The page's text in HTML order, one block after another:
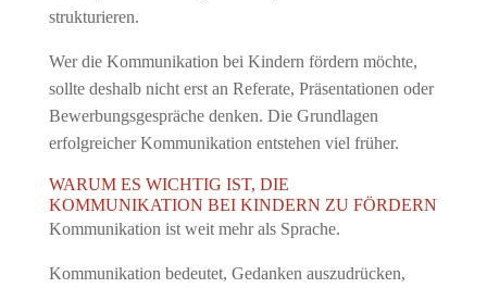
strukturieren.
Wer die Kommunikation bei Kindern fördern möchte,
sollte deshalb nicht erst an Referate, Präsentationen oder
Bewerbungsgespräche denken. Die Grundlagen
erfolgreicher Kommunikation entstehen viel früher.
WARUM ES WICHTIG IST, DIE
KOMMUNIKATION BEI KINDERN ZU FÖRDERN
Kommunikation ist weit mehr als Sprache.
Kommunikation bedeutet, Gedanken auszudrücken,